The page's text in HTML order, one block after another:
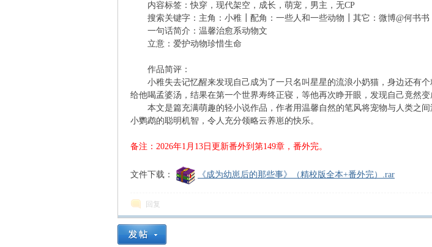
内容标签：快穿，现代架空，成长，萌宠，男主，无CP
搜索关键字：主角：小稚┃配角：一些人和一些动物┃其它：微博@何书书
一句话简介：温馨治愈系动物文
立意：爱护动物珍惜生命
作品简评：
小稚失去记忆醒来发现自己成为了一只名叫星星的流浪小奶猫，身边还有个
给他喝孟婆汤，结果在第一个世界寿终正寝，等他再次睁开眼，发现自己竟
本文是篇充满萌趣的轻小说作品，作者用温馨自然的笔风将宠物与人类之间
小鹦鹉的聪明机智，令人充分领略云养崽的快乐。
备注：2026年1月13日更新番外到第149章，番外完。
文件下载： 《成为幼崽后的那些事》（精校版全本+番外完）.rar
回复